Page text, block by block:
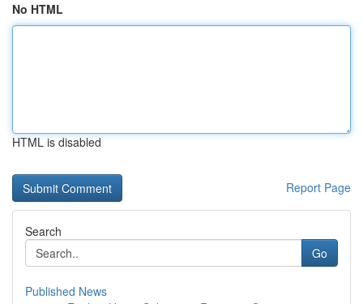
No HTML
HTML is disabled
Report Page
Search
Go
Published News